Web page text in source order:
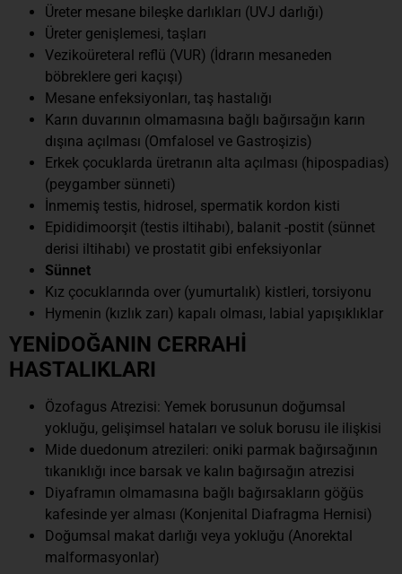
Üreter mesane bileşke darlıkları (UVJ darlığı)
Üreter genişlemesi, taşları
Vezikoüreteral reflü (VUR) (İdrarın mesaneden
böbreklere geri kaçışı)
Mesane enfeksiyonları, taş hastalığı
Karın duvarının olmamasına bağlı bağırsağın karın
dışına açılması (Omfalosel ve Gastroşizis)
Erkek çocuklarda üretranın alta açılması (hipospadias)
(peygamber sünneti)
İnmemiş testis, hidrosel, spermatik kordon kisti
Epididimoorşit (testis iltihabı), balanit -postit (sünnet
derisi iltihabı) ve prostatit gibi enfeksiyonlar
Sünnet
Kız çocuklarında over (yumurtalık) kistleri, torsiyonu
Hymenin (kızlık zarı) kapalı olması, labial yapışıklıklar
YENİDOĞANIN CERRAHİ
HASTALIKLARI
Özofagus Atrezisi: Yemek borusunun doğumsal
yokluğu, gelişimsel hataları ve soluk borusu ile ilişkisi
Mide duedonum atrezileri: oniki parmak bağırsağının
tıkanıklığı ince barsak ve kalın bağırsağın atrezisi
Diyaframın olmamasına bağlı bağırsakların göğüs
kafesinde yer alması (Konjenital Diafragma Hernisi)
Doğumsal makat darlığı veya yokluğu (Anorektal
malformasyonlar)